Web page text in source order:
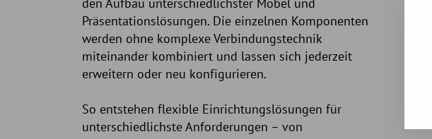
den Aufbau unterschiedlichster Möbel und
Präsentationslösungen. Die einzelnen Komponenten
werden ohne komplexe Verbindungstechnik
miteinander kombiniert und lassen sich jederzeit
erweitern oder neu konfigurieren.
So entstehen flexible Einrichtungslösungen für
unterschiedlichste Anforderungen – von